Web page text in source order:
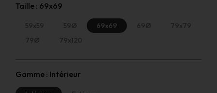
Taille : 69x69
59x59 59Ø 69x69 69Ø
79x79
79Ø
79x120
Gamme : Intérieur